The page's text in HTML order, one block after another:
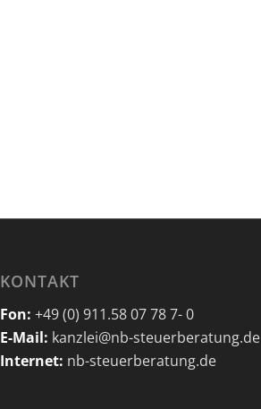
KONTAKT
Fon: +49 (0) 911.58 07 78 7- 0
E-Mail: kanzlei@nb-steuerberatung.de
Internet: nb-steuerberatung.de